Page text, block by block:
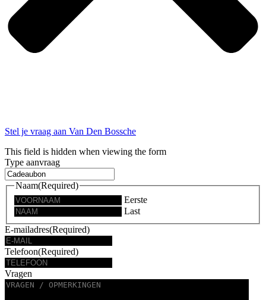
Stel je vraag aan Van Den Bossche
This field is hidden when viewing the form
Type aanvraag
Naam(Required)
Eerste
Last
E-mailadres(Required)
Telefoon(Required)
Vragen